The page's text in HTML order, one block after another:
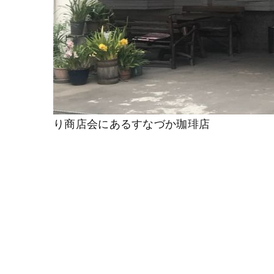
り商店会にあるすなづか珈琲店